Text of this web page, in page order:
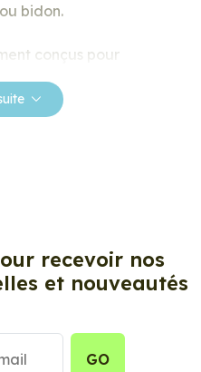
bidon.
conçus pour
véhicule.
votre choix avec nos
Une solution
toutes surfaces
recevoir nos
et nouveautés
GO